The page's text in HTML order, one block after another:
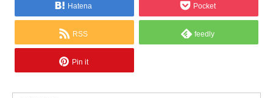
Hatena Pocket
RSS feedly
Pin it